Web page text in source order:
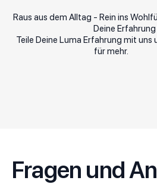
Raus aus dem Alltag - Rein ins
Deine Erfahrung
Teile Deine Luma Erfahrung mit uns
für mehr.
Schwiegersohn auf die Firma
aufmerksam gemacht worden
tolle Produkte, um sich seine
und funktionell zu überdachen. Ich
Fragen und